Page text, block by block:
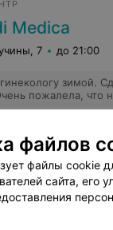
Medica
7 до 21:00
зимой.
пожалела, что
и пошла
и врач не может
не дали ни
старых
По итогу все
после того
противоречит. Врач
такого
Отзывы
файлов
файлы cookie
сайта, его